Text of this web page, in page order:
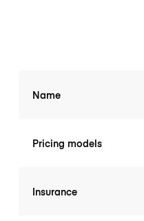
Name
Pricing models
Insurance